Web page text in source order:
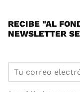
RECIBE "AL
NEWSLETTER